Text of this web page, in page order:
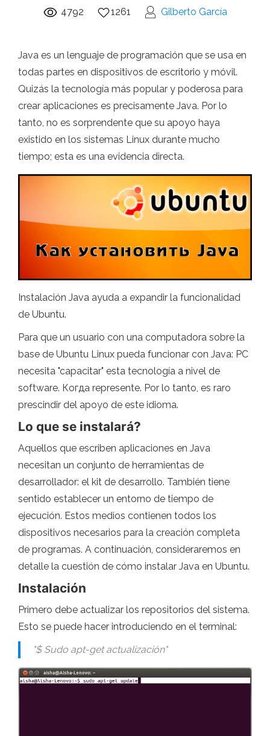
4792 1261 Gilberto García
Java es un lenguaje de programación que se usa en
todas partes en dispositivos de escritorio y móvil.
Quizás la tecnología más popular y poderosa para
crear aplicaciones es precisamente Java. Por lo
tanto, no es sorprendente que su apoyo haya
existido en los sistemas Linux durante mucho
tiempo; esta es una evidencia directa.
Instalación Java ayuda a expandir la funcionalidad
de Ubuntu.
Para que un usuario con una computadora sobre la
base de Ubuntu Linux pueda funcionar con Java: PC
necesita "capacitar" esta tecnología a nivel de
software. Когда represente. Por lo tanto, es raro
prescindir del apoyo de este idioma.
Lo que se instalará?
Aquellos que escriben aplicaciones en Java
necesitan un conjunto de herramientas de
desarrollador: el kit de desarrollo. También tiene
sentido establecer un entorno de tiempo de
ejecución. Estos medios contienen todos los
dispositivos necesarios para la creación completa
de programas. A continuación, consideraremos en
detalle la cuestión de cómo instalar Java en Ubuntu.
Instalación
Primero debe actualizar los repositorios del sistema.
Esto se puede hacer introduciendo en el terminal:
"$ Sudo apt-get actualización"